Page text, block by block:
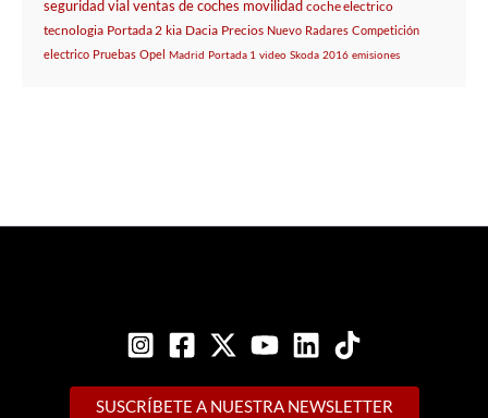
seguridad vialventas de coches movilidad coche electrico
tecnologia Portada 2 kia Dacia Precios Nuevo Radares Competición
electrico Pruebas Opel Madrid Portada 1 video Skoda 2016 emisiones
SUSCRÍBETE A NUESTRA NEWSLETTER